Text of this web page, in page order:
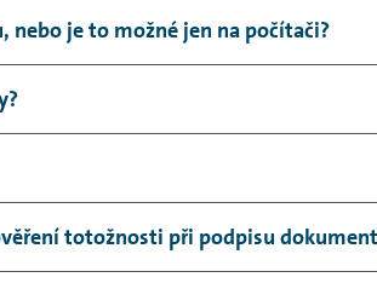
webové aplikace ve svém prohlížeči.
je to možné jen na počítači?
jakémkoliv koncovém zařízení.
z naší strany.
po podpisu smlouvy z naší strany.
totožnosti při podpisu